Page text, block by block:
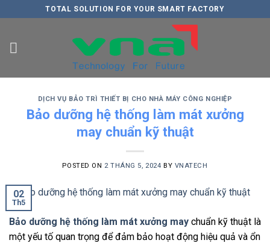
to
TOTAL SOLUTION FOR YOUR SMART FACTORY
DỊCH VỤ BẢO TRÌ THIẾT BỊ CHO NHÀ MÁY CÔNG NGHIỆP
Bảo dưỡng hệ thống làm mát xưởng
may chuẩn kỹ thuật
POSTED ON 2 THÁNG 5, 2024 BY VNATECH
02
Th5
Bảo dưỡng hệ thống làm mát xưởng may chuẩn kỹ thuật là
một yếu tố quan trọng để đảm bảo hoạt động hiệu quả và ổn